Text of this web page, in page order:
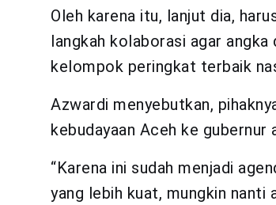
Oleh karena itu, lanjut dia,
langkah kolaborasi agar
kelompok peringkat terbaik
Azwardi menyebutkan,
kebudayaan Aceh ke gubernur
“Karena ini sudah menjadi
yang lebih kuat, mungkin